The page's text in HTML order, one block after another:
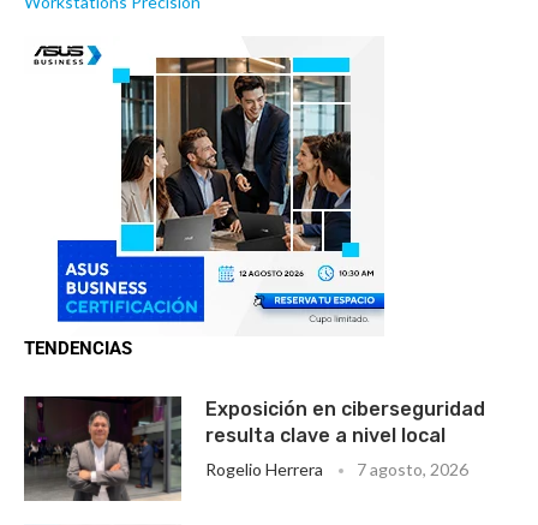
TENDENCIAS
Exposición en ciberseguridad
resulta clave a nivel local
Rogelio Herrera 7 agosto, 2026